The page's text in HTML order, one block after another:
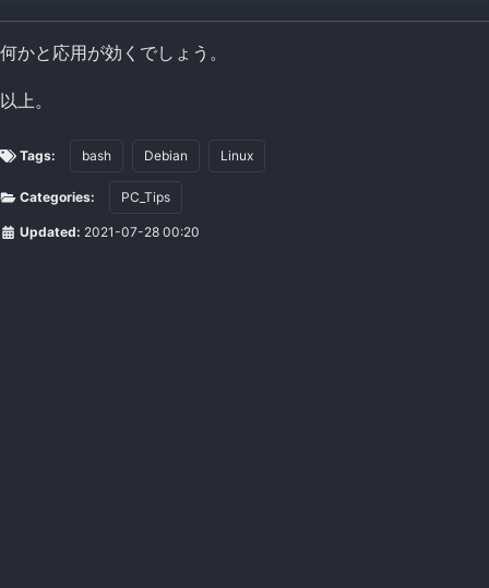
何かと応用が効くでしょう。
以上。
Tags: bash Debian Linux
Categories: PC_Tips
Updated: 2021-07-28 00:20